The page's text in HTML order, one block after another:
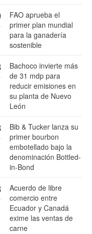
FAO aprueba el
primer plan mundial
para la ganadería
sostenible
Bachoco invierte más
de 31 mdp para
reducir emisiones en
su planta de Nuevo
León
Bib & Tucker lanza su
primer bourbon
embotellado bajo la
denominación Bottled-
in-Bond
Acuerdo de libre
comercio entre
Ecuador y Canadá
exime las ventas de
carne